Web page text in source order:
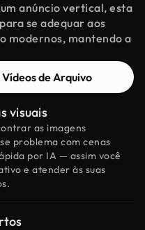
anúncio vertical, esta
se adequar aos
modernos, mantendo a
de Arquivo
visuais
as imagens
problema com cenas
por IA — assim você
e atender às suas